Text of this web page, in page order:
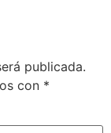
publicada.
con *